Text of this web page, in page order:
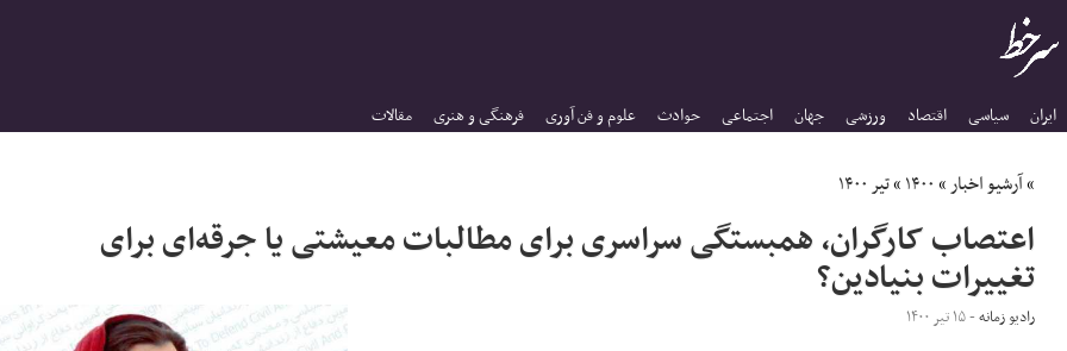
ایران سیاسی اقتصاد ورزشی جهان اجتماعی حوادث علوم و فن آوری فرهنگی و هنری مقالات
»آرشیو اخبار»۱۴۰۰»تیر ۱۴۰۰
اعتصاب کارگران، همبستگی سراسری برای مطالبات معیشتی یا جرقه‌ای برای
تغییرات بنیادین؟
رادیو زمانه- ۱۵ تیر ۱۴۰۰